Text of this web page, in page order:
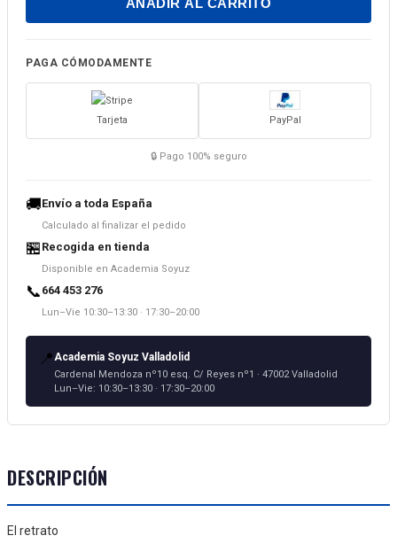
PAGA CÓMODAMENTE
Tarjeta PayPal
🔒 Pago 100% seguro
🚚Envío a toda España
Calculado al finalizar el pedido
🏪 Recogida en tienda
Disponible en Academia Soyuz
📞 664 453 276
Lun–Vie 10:30–13:30 · 17:30–20:00
📍 Academia Soyuz Valladolid
Cardenal Mendoza nº10 esq. C/ Reyes nº1 · 47002 Valladolid
Lun–Vie: 10:30–13:30 · 17:30–20:00
DESCRIPCIÓN
El retrato